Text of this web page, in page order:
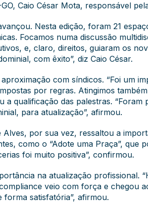
Caio César Mota, responsável
Nesta edição, foram 21
Focamos numa discussão
e, claro, direitos, guiaram os
com êxito”, diz Caio César.
com síndicos. “Foi um
por regras. Atingimos
qualificação das palestras.
para atualização”, afirmou.
por sua vez, ressaltou a
como o “Adote uma Praça”, que
foi muito positiva”, confirmou.
na atualização profissional.
veio com força e chegou
forma satisfatória”, afirmou.